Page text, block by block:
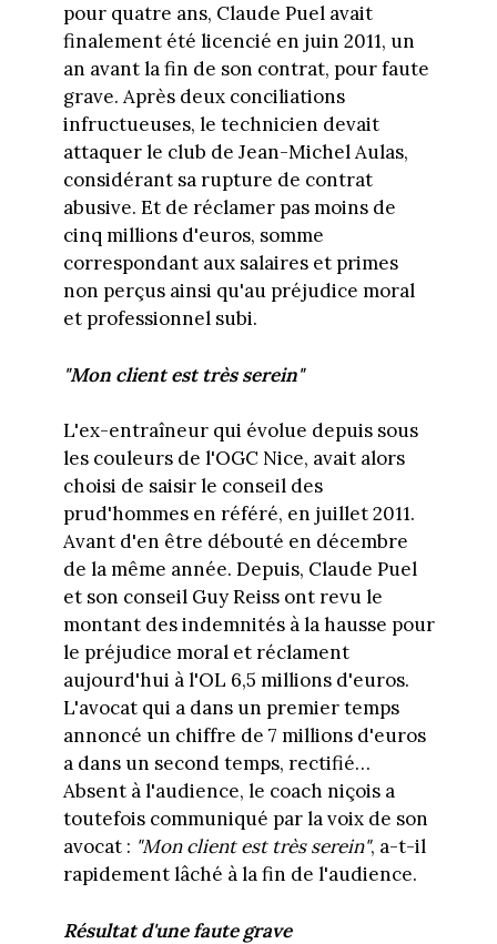
pour quatre ans, Claude Puel avait
finalement été licencié en juin 2011, un
an avant la fin de son contrat, pour faute
grave. Après deux conciliations
infructueuses, le technicien devait
attaquer le club de Jean-Michel Aulas,
considérant sa rupture de contrat
abusive. Et de réclamer pas moins de
cinq millions d'euros, somme
correspondant aux salaires et primes
non perçus ainsi qu'au préjudice moral
et professionnel subi.
"Mon client est très serein"
L'ex-entraîneur qui évolue depuis sous
les couleurs de l'OGC Nice, avait alors
choisi de saisir le conseil des
prud'hommes en référé, en juillet 2011.
Avant d'en être débouté en décembre
de la même année. Depuis, Claude Puel
et son conseil Guy Reiss ont revu le
montant des indemnités à la hausse pour
le préjudice moral et réclament
aujourd'hui à l'OL 6,5 millions d'euros.
L'avocat qui a dans un premier temps
annoncé un chiffre de 7 millions d'euros
a dans un second temps, rectifié…
Absent à l'audience, le coach niçois a
toutefois communiqué par la voix de son
avocat : "Mon client est très serein", a-t-il
rapidement lâché à la fin de l'audience.
Résultat d'une faute grave